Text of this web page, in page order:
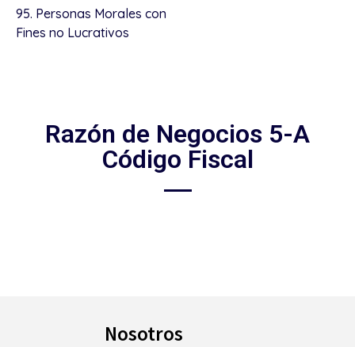
95. Personas Morales con
Fines no Lucrativos
Razón de Negocios 5-A
Código Fiscal
Nosotros